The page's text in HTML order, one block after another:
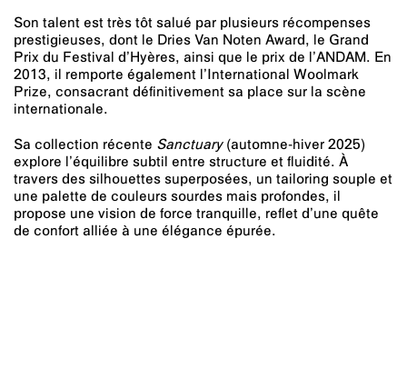
Son talent est très tôt salué par plusieurs récompenses
prestigieuses, dont le Dries Van Noten Award, le Grand
Prix du Festival d’Hyères, ainsi que le prix de l’ANDAM. En
2013, il remporte également l’International Woolmark
Prize, consacrant définitivement sa place sur la scène
internationale.
Sa collection récente Sanctuary(automne-hiver 2025)
explore l’équilibre subtil entre structure et fluidité. À
travers des silhouettes superposées, un tailoring souple et
une palette de couleurs sourdes mais profondes, il
propose une vision de force tranquille, reflet d’une quête
de confort alliée à une élégance épurée.